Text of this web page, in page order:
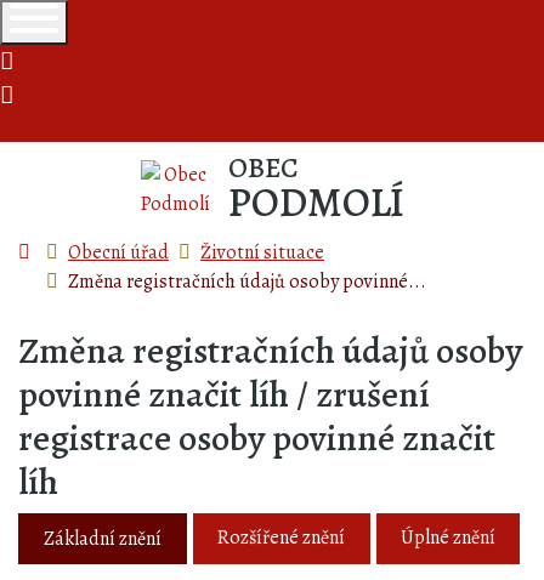
OBEC
PODMOLÍ
Úvodní stránka
Obecní úřad
Životní situace
Změna registračních údajů osoby povinné...
Změna registračních údajů osoby
povinné značit líh / zrušení
registrace osoby povinné značit
líh
Základní znění Rozšířené znění Úplné znění